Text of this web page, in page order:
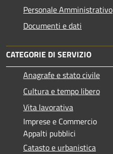
Personale Amministrativo
Documenti e dati
CATEGORIE DI SERVIZIO
Anagrafe e stato civile
Cultura e tempo libero
Vita lavorativa
Imprese e Commercio
Appalti pubblici
Catasto e urbanistica